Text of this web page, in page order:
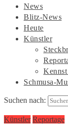
News
Blitz-News
Heute
Künstler
Schmusa-
Suchen nach:
Künstler Reportage